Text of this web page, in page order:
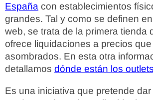
España con establecimientos
grandes. Tal y como se definen
web, se trata de la primera tienda
ofrece liquidaciones a precios
asombrados. En esta otra
detallamos dónde están los
Es una iniciativa que pretende